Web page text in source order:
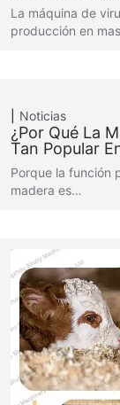
La máquina de
producción en
Noticias
¿Por Qué La
Tan Popular
Porque la función
madera es…